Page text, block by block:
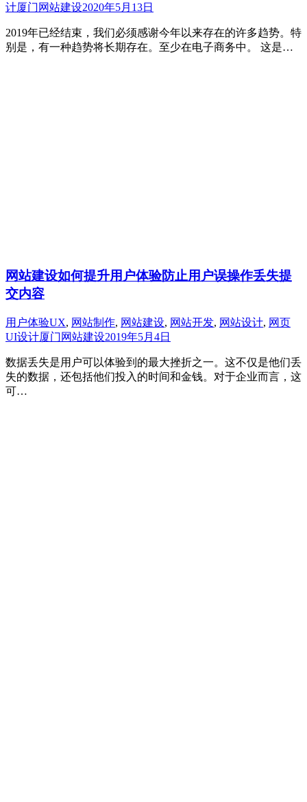
计厦门网站建设2020年5月13日
2019年已经结束，我们必须感谢今年以来存在的许多趋势。特
别是，有一种趋势将长期存在。至少在电子商务中。 这是…
网站建设如何提升用户体验防止用户误操作丢失提
交内容
用户体验UX, 网站制作, 网站建设, 网站开发, 网站设计, 网页
UI设计厦门网站建设2019年5月4日
数据丢失是用户可以体验到的最大挫折之一。这不仅是他们丢
失的数据，还包括他们投入的时间和金钱。对于企业而言，这
可…